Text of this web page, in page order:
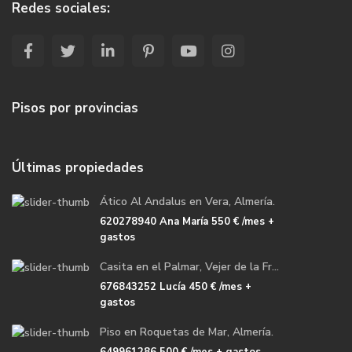
Redes sociales:
Pisos por provincias
Últimas propiedades
Ático Al Andalus en Vera, Almería.
620278940 Ana María 550 €/mes +
gastos
Casita en el Palmar, Vejer de la Fr...
676843252 Lucía 450 €/mes +
gastos
Piso en Roquetas de Mar, Almería.